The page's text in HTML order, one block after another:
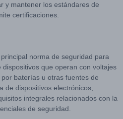
y mantener los estándares de
certificaciones.
norma de seguridad para
que operan con voltajes
baterías u otras fuentes de
de dispositivos electrónicos,
integrales relacionados con la
de seguridad.